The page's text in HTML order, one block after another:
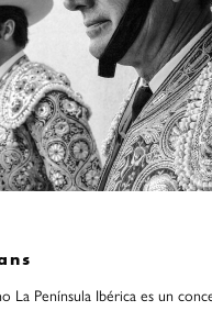
La Península Ibérica es un